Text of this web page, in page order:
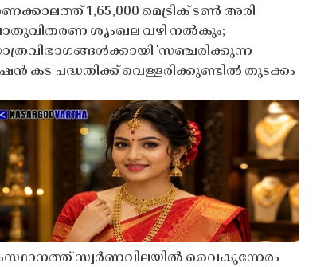
1,65,000 മെട്രിക് ടൺ അരി
ശൃംഖല വഴി നൽകും;
'സഞ്ചരിക്കുന്ന
കട' പദ്ധതിക്ക് വെള്ളരിക്കുണ്ടിൽ തുടക്കം
സ്വർണവിലയിൽ വൈകുന്നേരം